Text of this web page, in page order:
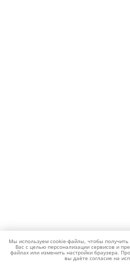
Мы используем cookie-файлы, чтобы получить
Вас с целью персонализации сервисов и
файлах или изменить настройки браузера.
вы даёте согласие на